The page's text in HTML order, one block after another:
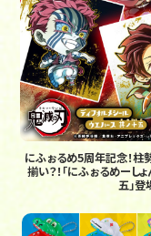
にふぉるめ5周年記念！柱
揃い？！「にふぉるめー
五」登